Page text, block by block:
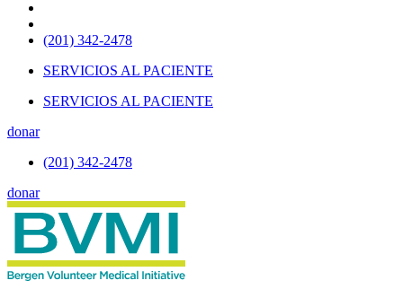
(201) 342-2478
SERVICIOS AL PACIENTE
SERVICIOS AL PACIENTE
donar
(201) 342-2478
donar